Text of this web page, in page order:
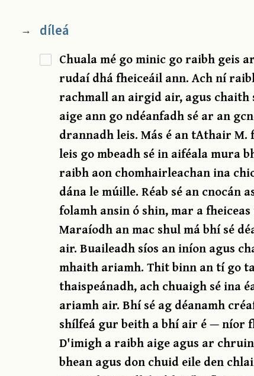
→ díleá
Chuala mé go minic go raibh geis
rudaí dhá fheiceáil ann. Ach ní
rachmall an airgid air, agus chaith
aige ann go ndéanfadh sé ar an
drannadh leis. Más é an tAthair
leis go mbeadh sé in aiféala mura
raibh aon chomhairleachan ina
dána le múille. Réab sé an cnocán
folamh ansin ó shin, mar a
Maraíodh an mac shul má bhí sé
air. Buaileadh síos an iníon agus
mhaith ariamh. Thit binn an tí go
thaispeánadh, ach chuaigh sé ina
ariamh air. Bhí sé ag déanamh
shílfeá gur beith a bhí air é — níor
D'imigh a raibh aige agus ar
bhean agus don chuid eile den